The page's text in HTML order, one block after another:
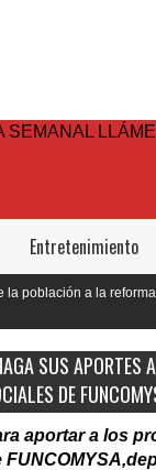
Entretenimiento
Constitucional
SUS APORTES
DE
aportar a los